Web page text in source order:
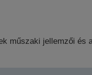
műszaki jellemzői és